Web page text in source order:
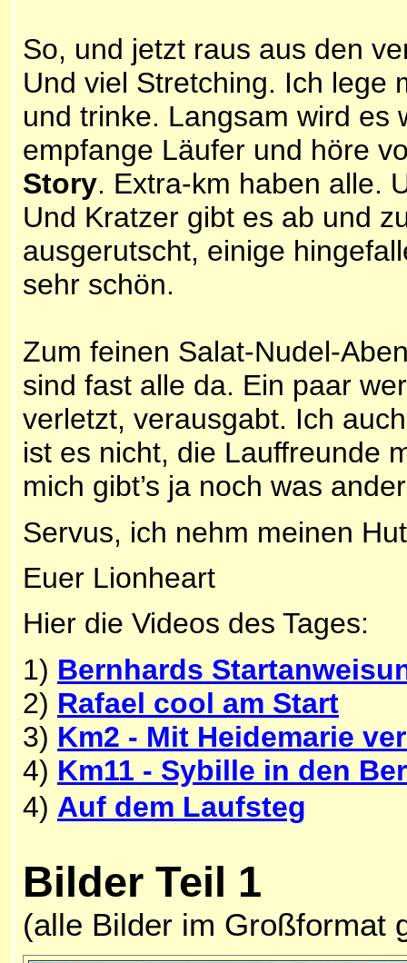
So, und jetzt raus aus den
Und viel Stretching. Ich lege
und trinke. Langsam wird es
empfange Läufer und höre
Story. Extra-km haben alle.
Und Kratzer gibt es ab und
ausgerutscht, einige
sehr schön.
Zum feinen Salat-Nudel-
sind fast alle da. Ein paar
verletzt, verausgabt. Ich
ist es nicht, die Lauffreunde
mich gibt’s ja noch was
Servus, ich nehm meinen
Euer Lionheart
Hier die Videos des Tages:
1) Bernhards
2) Rafael cool am Start
3) Km2 - Mit Heidemarie
4) Km11 - Sybille in den
4) Auf dem Laufsteg
Bilder Teil 1
(alle Bilder im Großformat